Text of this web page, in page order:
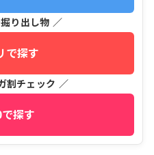
り出し物 ／
で探す
割チェック ／
探す